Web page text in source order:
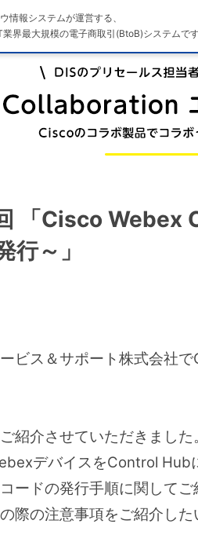
情報システムが運営する、
界最大規模の電子商取引(BtoB)システムです
「Cisco Webex
～」
ビス＆サポート株式会社
紹介させていただきまし
デバイスをControl
ードの発行手順に関して
際の注意事項をご紹介した